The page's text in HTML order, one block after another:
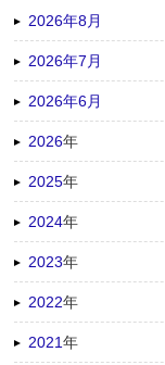
2026年8月
2026年7月
2026年6月
2026年
2025年
2024年
2023年
2022年
2021年